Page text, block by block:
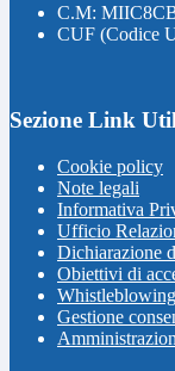
C.M:
CUF (Codice
Sezione Link
Cookie policy
Note legali
Informativa
Ufficio
Dichiarazione
Obiettivi di
Whistleblowing
Gestione